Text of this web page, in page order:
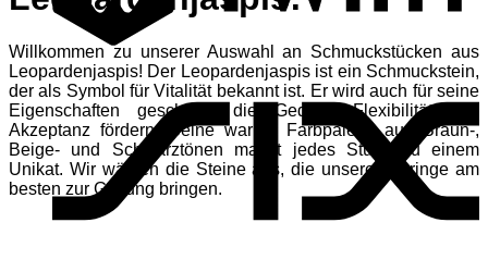
Willkommen zu unserer Auswahl an Schmuckstücken aus
Leopardenjaspis! Der Leopardenjaspis ist ein Schmuckstein,
der als Symbol für Vitalität bekannt ist. Er wird auch für seine
Eigenschaften geschätzt, die Geduld, Flexibilität und
Akzeptanz fördern. Seine warme Farbpalette aus Braun-,
Beige- und Schwarztönen macht jedes Stück zu einem
Unikat. Wir wählen die Steine aus, die unsere Ohrringe am
besten zur Geltung bringen.